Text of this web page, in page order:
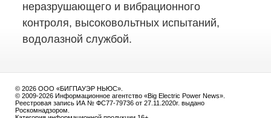
неразрушающего и вибрационного
контроля, высоковольтных испытаний,
водолазной службой.
© 2026 ООО «БИГПАУЭР НЬЮС».
© 2009-2026 Информационное агентство «Big Electric Power News».
Реестровая запись ИА № ФС77-79736 от 27.11.2020г. выдано
Роскомнадзором.